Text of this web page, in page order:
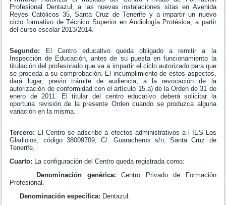
Profesional Dentazul, a las nuevas instalaciones sitas en Avenida
Reyes Católicos 35, Santa Cruz de Tenerife y a impartir un nuevo
ciclo formativo de Técnico Superior en Audiología Protésica, a partir
del curso escolar 2013/2014.
Segundo: El Centro educativo queda obligado a remitir a la
Inspección de Educación, antes de su puesta en funcionamiento la
titulación del profesorado que va a impartir el ciclo autorizado para que
se proceda a su comprobación. El incumplimiento de estos aspectos,
dará lugar, previo trámite de audiencia, a la revocación de la
autorización de conformidad con el artículo 15.a) de la Orden de 31 de
enero de 2011. El titular del centro educativo deberá solicitar la
oportuna revisión de la presente Orden cuando se produzca alguna
variación en la misma.
Tercero: El Centro se adscribe a efectos administrativos a l IES Los
Gladiolos, código 38009709, C/. Guaracheros s/n. Santa Cruz de
Tenerife.
Cuarto: La configuración del Centro queda registrada como:
Denominación genérica: Centro Privado de Formación
Profesional.
Denominación específica: Dentazul.